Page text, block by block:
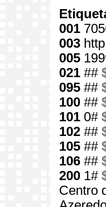
001
003
005
021 ##
095 ##
100 ##
101 0#
102 ##
105 ##
106 ##
200 1#
Centro